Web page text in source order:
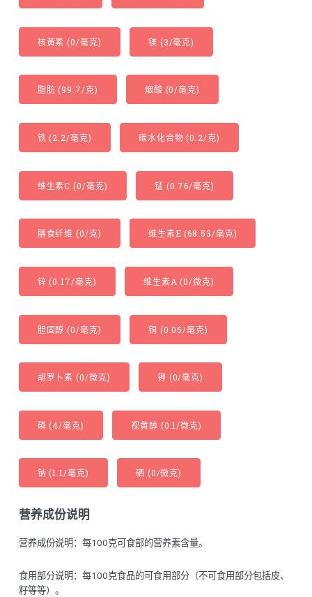
核黄素 (0/毫克) 镁 (3/毫克)
脂肪 (99.7/克) 烟酸 (0/毫克)
铁 (2.2/毫克) 碳水化合物 (0.2/克)
维生素C (0/毫克) 锰 (0.76/毫克)
膳食纤维 (0/克) 维生素E (68.53/毫克)
锌 (0.17/毫克) 维生素A (0/微克)
胆固醇 (0/毫克) 铜 (0.05/毫克)
胡罗卜素 (0/微克) 钾 (0/毫克)
磷 (4/毫克) 视黄醇 (0.1/微克)
钠 (1.1/毫克) 硒 (0/微克)
营养成份说明
营养成份说明：每100克可食部的营养素含量。
食用部分说明：每100克食品的可食用部分（不可食用部分包括皮、
籽等等）。